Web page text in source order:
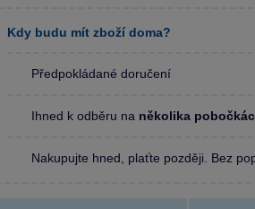
Kdy budu mít zboží doma?
Předpokládané doručení
Ihned k odběru na několika
Nakupujte hned, plaťte později. Bez